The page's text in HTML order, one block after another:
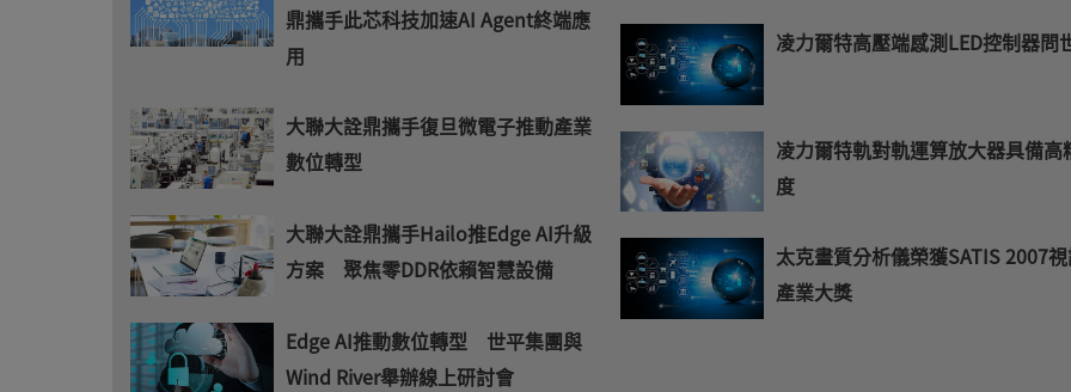
鼎攜手此芯科技加速AI Agent終端應
用
大聯大詮鼎攜手復旦微電子推動產業
數位轉型
大聯大詮鼎攜手Hailo推Edge AI升級
方案 聚焦零DDR依賴智慧設備
Edge AI推動數位轉型 世平集團與
Wind River舉辦線上研討會
凌力爾特高壓端感測LED控制器問
凌力爾特軌對軌運算放大器具備高
度
太克畫質分析儀榮獲SATIS 2007
產業大獎